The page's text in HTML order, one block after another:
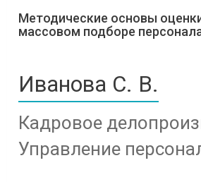
Методические основы
массовом подборе
Иванова С. В.
Кадровое
Управление